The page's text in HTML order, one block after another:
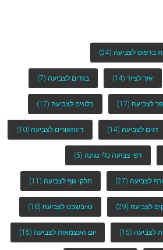
בדפוס לצביעה (24)
איך לצייר (14) בגדים לצביעה (7)
לצביעה (17) בלונים לצביעה (17)
דגים לצביעה (14) דינוזאורים לצביעה (10)
דפי צביעה כלי נגינה (5)
לצביעה (27) חלקי גוף לצביעה (11)
לצביעה (29) טו-בשבט לצביעה (16)
לצביעה (15) יום העצמאות לצביעה (15)